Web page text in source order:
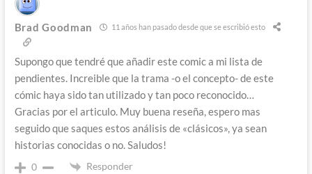
Brad Goodman 11 años han pasado desde que se escribió esto
Supongo que tendré que añadir este comic a mi lista de
pendientes. Increible que la trama -o el concepto- de este
cómic haya sido tan utilizado y tan poco reconocido…
Gracias por el articulo. Muy buena reseña, espero mas
seguido que saques estos análisis de «clásicos», ya sean
historias conocidas o no. Saludos!
0 Responder